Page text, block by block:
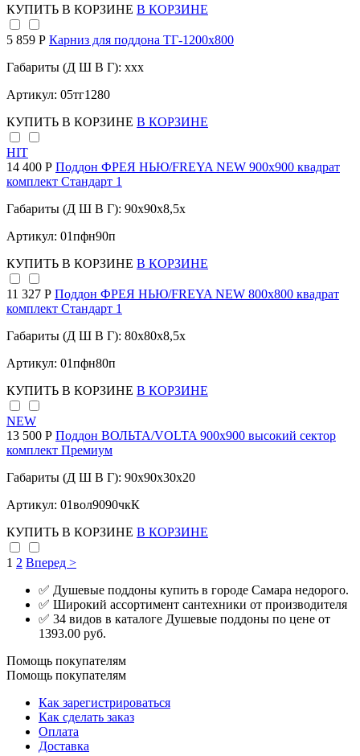
КУПИТЬ В КОРЗИНЕ В КОРЗИНЕ
5 859 Р Карниз для поддона TГ-1200х800
Габариты (Д Ш В Г): xxx
Артикул: 05тг1280
КУПИТЬ В КОРЗИНЕ В КОРЗИНЕ
HIT
14 400 Р Поддон ФРЕЯ НЬЮ/FREYA NEW 900х900 квадрат
комплект Стандарт 1
Габариты (Д Ш В Г): 90x90x8,5x
Артикул: 01пфн90п
КУПИТЬ В КОРЗИНЕ В КОРЗИНЕ
11 327 Р Поддон ФРЕЯ НЬЮ/FREYA NEW 800х800 квадрат
комплект Стандарт 1
Габариты (Д Ш В Г): 80x80x8,5x
Артикул: 01пфн80п
КУПИТЬ В КОРЗИНЕ В КОРЗИНЕ
NEW
13 500 Р Поддон ВОЛЬТА/VOLTA 900х900 высокий сектор
комплект Премиум
Габариты (Д Ш В Г): 90x90x30x20
Артикул: 01вол9090чкК
КУПИТЬ В КОРЗИНЕ В КОРЗИНЕ
1 2 Вперед >
✅ Душевые поддоны купить в городе Самара недорого.
✅ Широкий ассортимент сантехники от производителя
✅ 34 видов в каталоге Душевые поддоны по цене от
1393.00 руб.
Помощь покупателям
Помощь покупателям
Как зарегистрироваться
Как сделать заказ
Оплата
Доставка